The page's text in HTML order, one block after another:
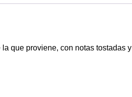
que proviene, con notas tostadas y